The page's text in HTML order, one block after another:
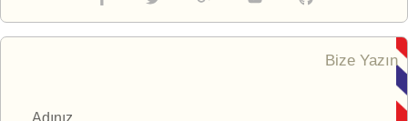
Bize Yazın